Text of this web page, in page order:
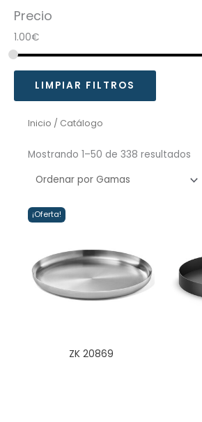
Precio
1.00€
LIMPIAR FILTROS
Inicio / Catálogo
Mostrando 1–50 de 338 resultados
¡Oferta!
ZK 20869